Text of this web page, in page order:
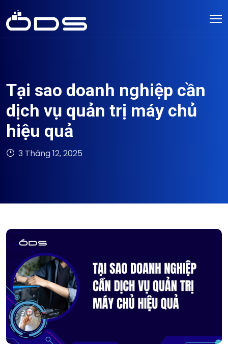
Tại sao doanh nghiệp cần
dịch vụ quản trị máy chủ
hiệu quả
3 Tháng 12, 2025